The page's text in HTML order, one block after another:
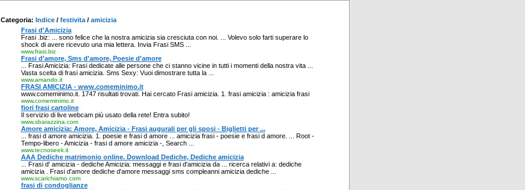
Categoria: Indice / festivita / amicizia
Frasi d'Amicizia
Frasi .biz: ... sono felice che la nostra amicizia sia cresciuta con noi. ... Volevo solo farti superare lo
shock di avere ricevuto una mia lettera. Invia Frasi SMS ...
www.frasi.biz
Frasi d'amore, Sms d'amore, Poesie d'amore
... Frasi Amicizia: Frasi dedicate alle persone che ci stanno vicine in tutti i momenti della nostra vita ...
Vasta scelta di frasi amicizia. Sms Sexy: Vuoi dimostrare tutta la ...
www.amando.it
FRASI AMICIZIA - www.comeminimo.it
www.comeminimo.it. 1747 risultati trovati. Hai cercato Frasi amicizia. 1. frasi amicizia : amicizia frasi
www.comeminimo.it
fiori frasi cartoline
Il servizio di live webcam più usato della rete! Entra subito!
www.sbarazzina.com
Amore amicizia: Amore, Amicizia - Frasi augurali per gli sposi - Biglietti per ...
... frasi d amore amicizia. 1. poesie e frasi d amore ... amicizia frasi - poesie e frasi d amore. ... Root -
Tempo-libero - Amicizia - frasi d amore amicizia -, Search ...
www.tecnoseek.it
AAA Dediche matrimonio online. Download Dediche, Dediche amicizia
... Frasi d' amicizia - dediche Amicizia: messaggi e frasi d'amicizia da ... ricerca relativi a: dediche
amicizia . Frasi d'amore dediche d'amore messaggi sms compleanni amicizia dediche ...
www.scarichiamo.com
frasi di condoglianze